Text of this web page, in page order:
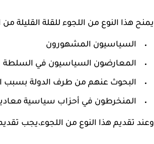
يمنح هذا النوع من اللجوء للقلة القليلة
السياسيون المشهورون
المعارضون السياسيون في السلطة
البحوث عنهم من طرف الدولة بسبب
المنخرطون في أحزاب سياسية
وعند تقديم هذا النوع من اللجوء،يجب تقديم